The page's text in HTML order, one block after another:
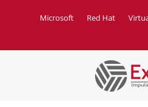
Microsoft Red Hat